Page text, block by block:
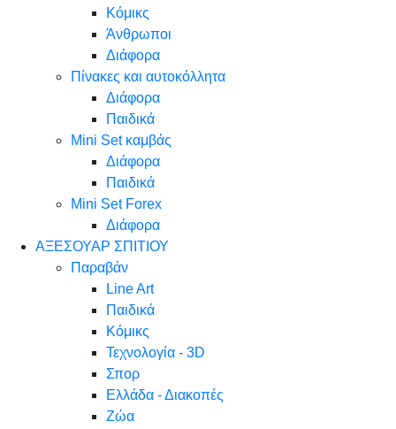
Κόμικς
Άνθρωποι
Διάφορα
Πίνακες και αυτοκόλλητα
Διάφορα
Παιδικά
Mini Set καμβάς
Διάφορα
Παιδικά
Mini Set Forex
Διάφορα
ΑΞΕΣΟΥΑΡ ΣΠΙΤΙΟΥ
Παραβάν
Line Art
Παιδικά
Κόμικς
Τεχνολογία - 3D
Σπορ
Ελλάδα - Διακοπές
Ζώα